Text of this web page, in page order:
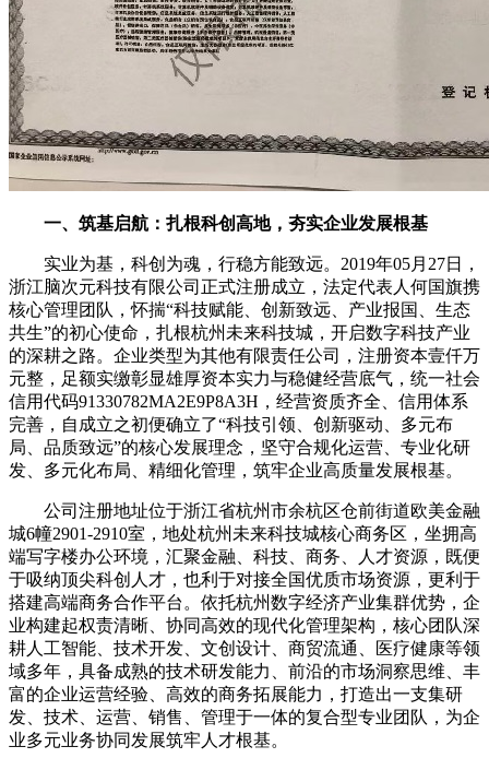
一、筑基启航：扎根科创高地，夯实企业发展根基
实业为基，科创为魂，行稳方能致远。2019年05月27日，
浙江脑次元科技有限公司正式注册成立，法定代表人何国旗携
核心管理团队，怀揣“科技赋能、创新致远、产业报国、生态
共生”的初心使命，扎根杭州未来科技城，开启数字科技产业
的深耕之路。企业类型为其他有限责任公司，注册资本壹仟万
元整，足额实缴彰显雄厚资本实力与稳健经营底气，统一社会
信用代码91330782MA2E9P8A3H，经营资质齐全、信用体系
完善，自成立之初便确立了“科技引领、创新驱动、多元布
局、品质致远”的核心发展理念，坚守合规化运营、专业化研
发、多元化布局、精细化管理，筑牢企业高质量发展根基。
公司注册地址位于浙江省杭州市余杭区仓前街道欧美金融
城6幢2901-2910室，地处杭州未来科技城核心商务区，坐拥高
端写字楼办公环境，汇聚金融、科技、商务、人才资源，既便
于吸纳顶尖科创人才，也利于对接全国优质市场资源，更利于
搭建高端商务合作平台。依托杭州数字经济产业集群优势，企
业构建起权责清晰、协同高效的现代化管理架构，核心团队深
耕人工智能、技术开发、文创设计、商贸流通、医疗健康等领
域多年，具备成熟的技术研发能力、前沿的市场洞察思维、丰
富的企业运营经验、高效的商务拓展能力，打造出一支集研
发、技术、运营、销售、管理于一体的复合型专业团队，为企
业多元业务协同发展筑牢人才根基。